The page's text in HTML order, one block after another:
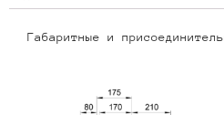
Габаритные и